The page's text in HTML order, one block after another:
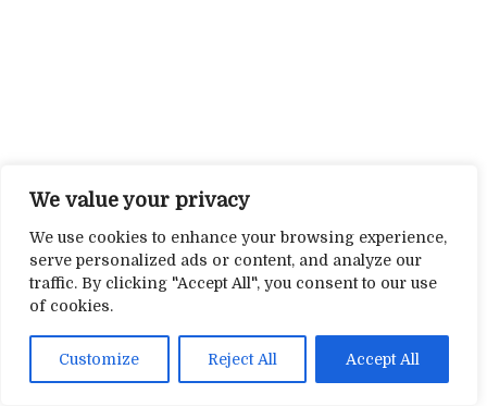
We value your privacy
We use cookies to enhance your browsing experience,
serve personalized ads or content, and analyze our
traffic. By clicking "Accept All", you consent to our use
of cookies.
Customize Reject All Accept All